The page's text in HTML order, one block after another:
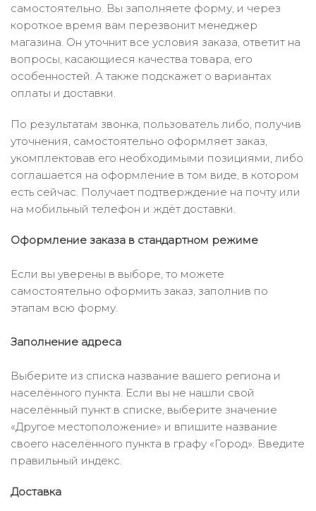
самостоятельно. Вы заполняете форму, и через
короткое время вам перезвонит менеджер
магазина. Он уточнит все условия заказа, ответит на
вопросы, касающиеся качества товара, его
особенностей. А также подскажет о вариантах
оплаты и доставки.
По результатам звонка, пользователь либо, получив
уточнения, самостоятельно оформляет заказ,
укомплектовав его необходимыми позициями, либо
соглашается на оформление в том виде, в котором
есть сейчас. Получает подтверждение на почту или
на мобильный телефон и ждёт доставки.
Оформление заказа в стандартном режиме
Если вы уверены в выборе, то можете
самостоятельно оформить заказ, заполнив по
этапам всю форму.
Заполнение адреса
Выберите из списка название вашего региона и
населённого пункта. Если вы не нашли свой
населённый пункт в списке, выберите значение
«Другое местоположение» и впишите название
своего населённого пункта в графу «Город». Введите
правильный индекс.
Доставка